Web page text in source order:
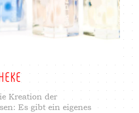
Kreation der
Es gibt ein eigenes